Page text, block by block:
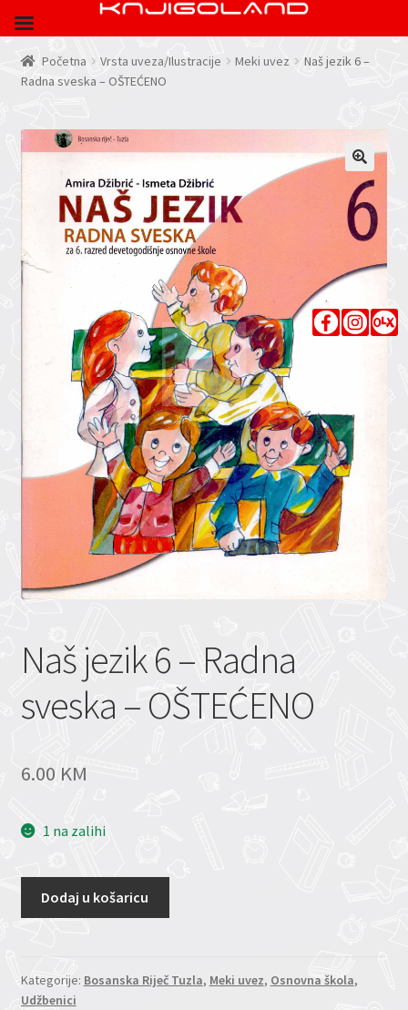
Početna Vrsta uveza/Ilustracije Meki uvez
Naš jezik 6 –
Radna sveska – OŠTEĆENO
Naš jezik 6 – Radna
sveska – OŠTEĆENO
6.00 KM
1 na zalihi
Dodaj u košaricu
Kategorije: Bosanska Riječ Tuzla, Meki uvez, Osnovna škola,
Udžbenici